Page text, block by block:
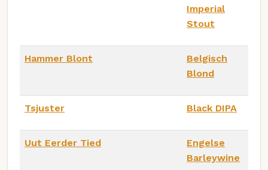
Imperial
Stout
Hammer Blont
Belgisch
Blond
Tsjuster Black DIPA
Uut Eerder Tied
Engelse
Barleywine